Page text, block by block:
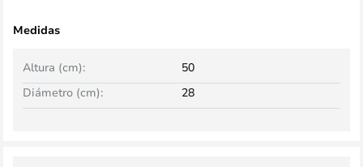
Medidas
Altura (cm):
50
Diámetro (cm):
28